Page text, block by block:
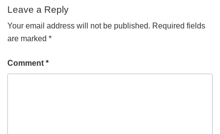
Leave a Reply
Your email address will not be published. Required fields
are marked *
Comment *